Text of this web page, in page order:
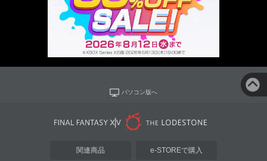
パソコン版へ
関連商品 e-STOREで購入